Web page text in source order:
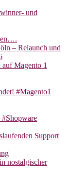
und
– Relaunch und
Magento 1
#Magento1
Support
nostalgischer